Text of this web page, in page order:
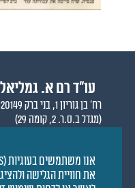
עו״ד רם א. גמליאל
רח' בן גוריון 1, בני ברק 5120149
(מגדל ב.ס.ר. 2, קומה 29)
הגלישה והשימוש באתר
את חוויית הגלישה